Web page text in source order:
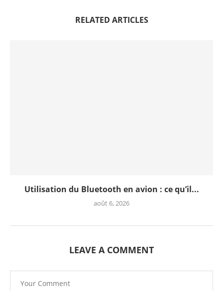
RELATED ARTICLES
Utilisation du Bluetooth en avion : ce qu’il...
août 6, 2026
LEAVE A COMMENT